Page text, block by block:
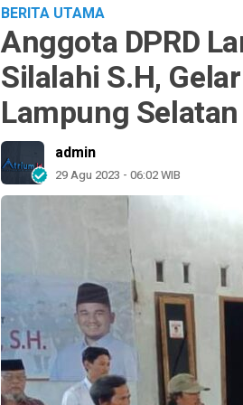
BERITA UTAMA
Anggota DPRD
Silalahi S.H,
Lampung Selatan
admin
29 Agu 2023 - 06:02 WIB